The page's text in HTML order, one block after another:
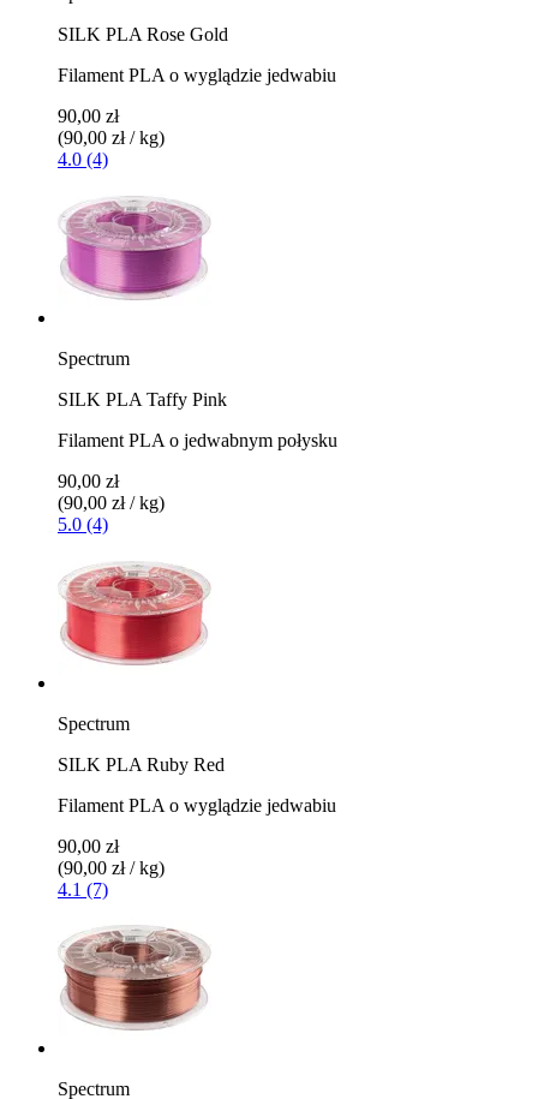
SILK PLA Rose Gold
Filament PLA o wyglądzie jedwabiu
90,00 zł
(90,00 zł / kg)
4.0 (4)
Spectrum
SILK PLA Taffy Pink
Filament PLA o jedwabnym połysku
90,00 zł
(90,00 zł / kg)
5.0 (4)
Spectrum
SILK PLA Ruby Red
Filament PLA o wyglądzie jedwabiu
90,00 zł
(90,00 zł / kg)
4.1 (7)
Spectrum